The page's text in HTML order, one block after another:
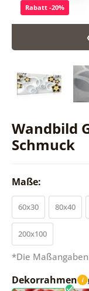
Wandbild
Schmuck
Rabatt -20%
Maße:
60x30 80x40
200x100
*Die
Dekorrahmen i